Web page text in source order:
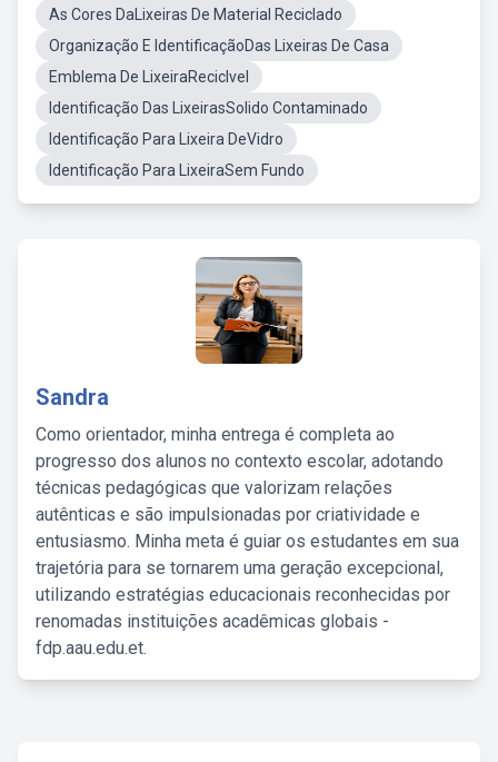
As Cores DaLixeiras De Material Reciclado
Organização E IdentificaçãoDas Lixeiras De Casa
Emblema De LixeiraReciclvel
Identificação Das LixeirasSolido Contaminado
Identificação Para Lixeira DeVidro
Identificação Para LixeiraSem Fundo
Sandra
Como orientador, minha entrega é completa ao
progresso dos alunos no contexto escolar, adotando
técnicas pedagógicas que valorizam relações
autênticas e são impulsionadas por criatividade e
entusiasmo. Minha meta é guiar os estudantes em sua
trajetória para se tornarem uma geração excepcional,
utilizando estratégias educacionais reconhecidas por
renomadas instituições acadêmicas globais -
fdp.aau.edu.et.